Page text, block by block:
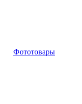
Фототовары